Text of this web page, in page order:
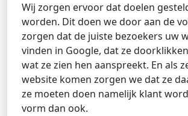
Wij zorgen ervoor dat doelen
worden. Dit doen we door aan de
zorgen dat de juiste bezoekers uw
vinden in Google, dat ze
wat ze zien hen aanspreekt. En als
website komen zorgen we dat ze
ze moeten doen namelijk klant
vorm dan ook.